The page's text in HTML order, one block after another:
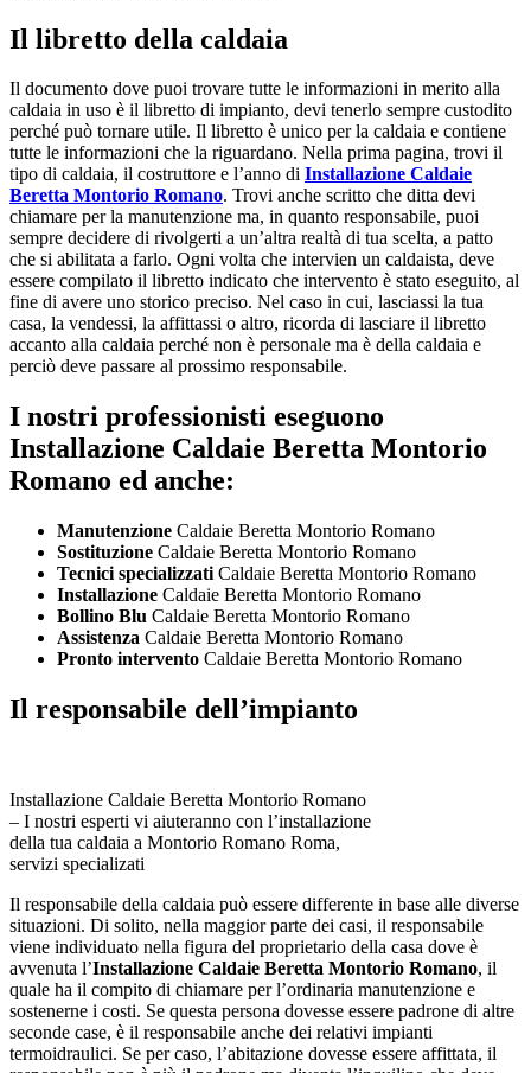
Il libretto della caldaia
Il documento dove puoi trovare tutte le informazioni in merito alla
caldaia in uso è il libretto di impianto, devi tenerlo sempre custodito
perché può tornare utile. Il libretto è unico per la caldaia e contiene
tutte le informazioni che la riguardano. Nella prima pagina, trovi il
tipo di caldaia, il costruttore e l’anno di Installazione Caldaie
Beretta Montorio Romano. Trovi anche scritto che ditta devi
chiamare per la manutenzione ma, in quanto responsabile, puoi
sempre decidere di rivolgerti a un’altra realtà di tua scelta, a patto
che si abilitata a farlo. Ogni volta che intervien un caldaista, deve
essere compilato il libretto indicato che intervento è stato eseguito, al
fine di avere uno storico preciso. Nel caso in cui, lasciassi la tua
casa, la vendessi, la affittassi o altro, ricorda di lasciare il libretto
accanto alla caldaia perché non è personale ma è della caldaia e
perciò deve passare al prossimo responsabile.
I nostri professionisti eseguono
Installazione Caldaie Beretta Montorio
Romano ed anche:
Manutenzione Caldaie Beretta Montorio Romano
Sostituzione Caldaie Beretta Montorio Romano
Tecnici specializzati Caldaie Beretta Montorio Romano
Installazione Caldaie Beretta Montorio Romano
Bollino Blu Caldaie Beretta Montorio Romano
Assistenza Caldaie Beretta Montorio Romano
Pronto intervento Caldaie Beretta Montorio Romano
Il responsabile dell’impianto
Installazione Caldaie Beretta Montorio Romano
– I nostri esperti vi aiuteranno con l’installazione
della tua caldaia a Montorio Romano Roma,
servizi specializati
Il responsabile della caldaia può essere differente in base alle diverse
situazioni. Di solito, nella maggior parte dei casi, il responsabile
viene individuato nella figura del proprietario della casa dove è
avvenuta l’Installazione Caldaie Beretta Montorio Romano, il
quale ha il compito di chiamare per l’ordinaria manutenzione e
sostenerne i costi. Se questa persona dovesse essere padrone di altre
seconde case, è il responsabile anche dei relativi impianti
termoidraulici. Se per caso, l’abitazione dovesse essere affittata, il